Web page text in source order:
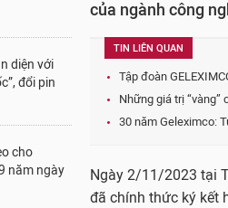
diện với
đổi pin
cho
năm ngày
của ngành công
TIN LIÊN QUAN
Tập đoàn
Những giá trị
30 năm Geleximco:
Ngày 2/11/2023 tại
đã chính thức ký kết